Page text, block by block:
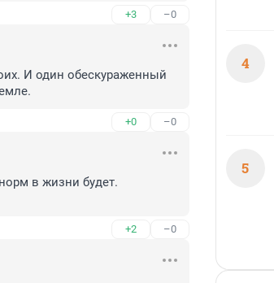
+3 –0
И один обескураженный
+0 –0
в жизни будет.
+2 –0
4
5